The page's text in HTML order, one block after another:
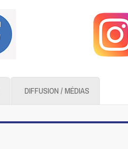
DIFFUSION / MÉDIAS